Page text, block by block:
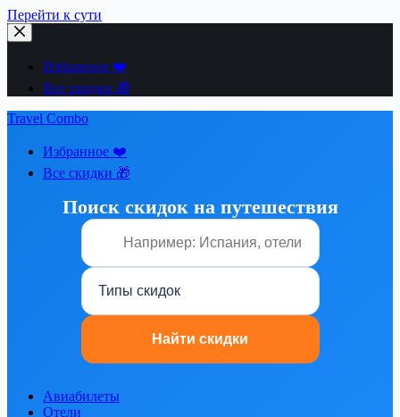
Перейти к сути
Избранное ❤️
Все скидки 🎁
Travel Combo
Избранное ❤️
Все скидки 🎁
Поиск скидок на путешествия
Авиабилеты
Отели